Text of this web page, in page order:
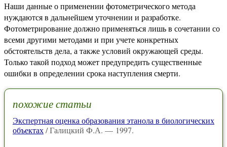
Наши данные о применении фотометрического метода
нуждаются в дальнейшем уточнении и разработке.
Фотометрирование должно применяться лишь в сочетании со
всеми другими методами и при учете конкретных
обстоятельств дела, а также условий окружающей среды.
Только такой подход может предупредить существенные
ошибки в определении срока наступления смерти.
похожие статьи
Экспертная оценка образования этанола в биологических
объектах/ Галицкий Ф.А. — 1997.